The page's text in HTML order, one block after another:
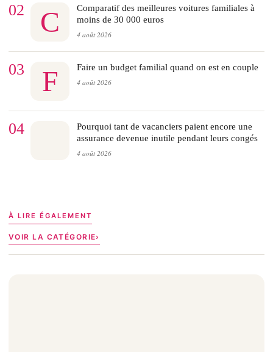
02 C
Comparatif des meilleures voitures familiales à
moins de 30 000 euros
4 août 2026
03 F Faire un budget familial quand on est en couple
4 août 2026
04
Pourquoi tant de vacanciers paient encore une
assurance devenue inutile pendant leurs congés
4 août 2026
À LIRE ÉGALEMENT
VOIR LA CATÉGORIE